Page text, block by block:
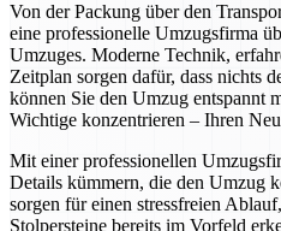
Von der Packung über den
eine professionelle Umzugsfirma
Umzuges. Moderne Technik,
Zeitplan sorgen dafür, dass nichts
können Sie den Umzug entspannt
Wichtige konzentrieren – Ihren
Mit einer professionellen
Details kümmern, die den Umzug
sorgen für einen stressfreien
Stolpersteine bereits im Vorfeld